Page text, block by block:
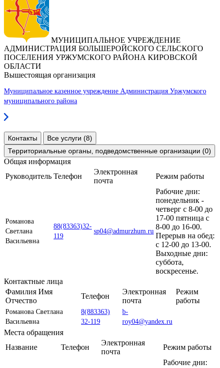
МУНИЦИПАЛЬНОЕ УЧРЕЖДЕНИЕ
АДМИНИСТРАЦИЯ БОЛЬШЕРОЙСКОГО СЕЛЬСКОГО
ПОСЕЛЕНИЯ УРЖУМСКОГО РАЙОНА КИРОВСКОЙ
ОБЛАСТИ
Вышестоящая организация
Муниципальное казенное учреждение Администрация Уржумского
муниципального района
Контакты
Все услуги (8)
Территориальные органы, подведомственные организации (0)
Общая информация
Руководитель Телефон
Электронная
почта
Режим работы
Романова
Светлана
Васильевна
88(83363)32-
119
sp04@admurzhum.ru
Рабочие дни:
понедельник -
четверг с 8-00 до
17-00 пятница с
8-00 до 16-00.
Перерыв на обед:
с 12-00 до 13-00.
Выходные дни:
суббота,
воскресенье.
Контактные лица
Фамилия Имя
Отчество
Телефон
Электронная
почта
Режим
работы
Романова Светлана
Васильевна
8(883363)
32-119
b-
roy04@yandex.ru
Места обращения
Название
Телефон
Электронная
почта
Режим работы
Рабочие дни: